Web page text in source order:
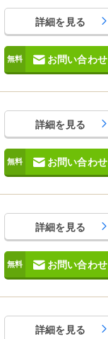
詳細を見る
お問い合わせ
詳細を見る
お問い合わせ
詳細を見る
お問い合わせ
詳細を見る